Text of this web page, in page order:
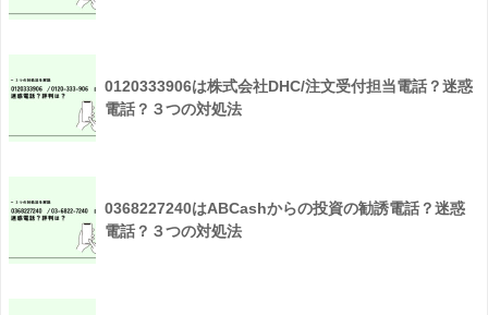
0120333906は株式会社DHC/注文受付担当電話？迷惑
電話？３つの対処法
0368227240はABCashからの投資の勧誘電話？迷惑
電話？３つの対処法